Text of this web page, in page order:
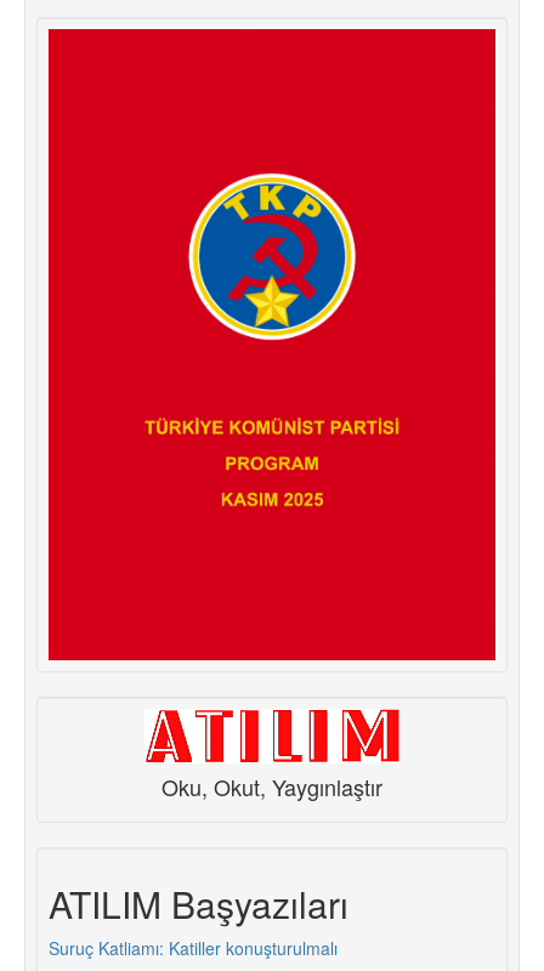
Oku, Okut, Yaygınlaştır
ATILIM Başyazıları
Suruç Katliamı: Katiller konuşturulmalı